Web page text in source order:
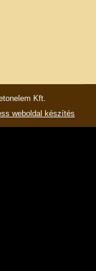
Kft.
weboldal készítés